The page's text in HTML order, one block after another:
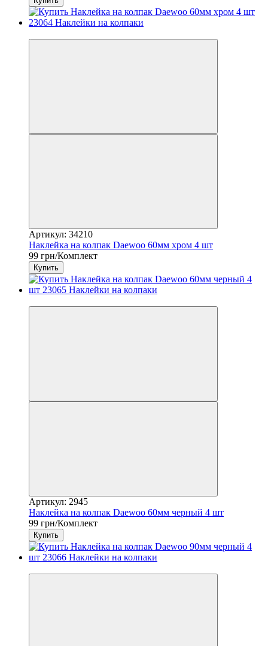
Артикул: 34210
Наклейка на колпак Daewoo 60мм хром 4 шт
99 грн/Комплект
Купить
Артикул: 2945
Наклейка на колпак Daewoo 60мм черный 4 шт
99 грн/Комплект
Купить